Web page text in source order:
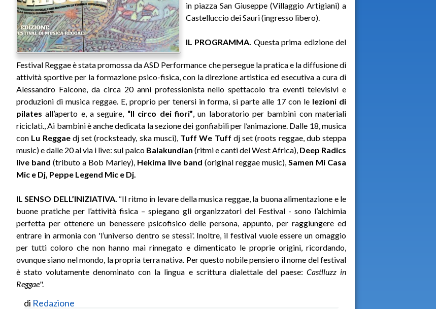
in piazza San Giuseppe (Villaggio Artigiani) a
Castelluccio dei Sauri (ingresso libero).
IL PROGRAMMA. Questa prima edizione del
Festival Reggae è stata promossa da ASD Performance che persegue la pratica e la diffusione di
attività sportive per la formazione psico-fisica, con la direzione artistica ed esecutiva a cura di
Alessandro Falcone, da circa 20 anni professionista nello spettacolo tra eventi televisivi e
produzioni di musica reggae. E, proprio per tenersi in forma, si parte alle 17 con le lezioni di
pilatesall’aperto e, a seguire, “Il circo dei fiori” , un laboratorio per bambini con materiali
riciclati., Ai bambini è anche dedicata la sezione dei gonfiabili per l’animazione. Dalle 18, musica
con Lu Reggaedj set (rocksteady, ska musci), Tuff We Tuff dj set (roots reggae, dub steppa
music) e dalle 20 al via i live: sul palco Balakundian (ritmi e canti del West Africa), Deep Radics
live band (tributo a Bob Marley), Hekima live band (original reggae music), Samen Mi Casa
Mic e Dj, Peppe Legend Mic e Dj.
IL SENSO DELL’INIZIATIVA. “Il ritmo in levare della musica reggae, la buona alimentazione e le
buone pratiche per l’attività fisica – spiegano gli organizzatori del Festival - sono l’alchimia
perfetta per ottenere un benessere psicofisico delle persona, appunto, per raggiungere ed
entrare in armonia con 'l’universo dentro se stessi'. Inoltre, il festival vuole essere un omaggio
per tutti coloro che non hanno mai rinnegato e dimenticato le proprie origini, ricordando,
ovunque siano nel mondo, la propria terra nativa. Per questo nobile pensiero il nome del festival
è stato volutamente denominato con la lingua e scrittura dialettale del paese: Castlluzz in
Reggae".
di Redazione